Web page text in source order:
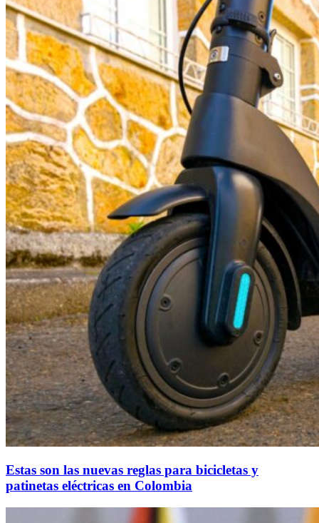
Estas son las nuevas reglas para bicicletas y
patinetas eléctricas en Colombia